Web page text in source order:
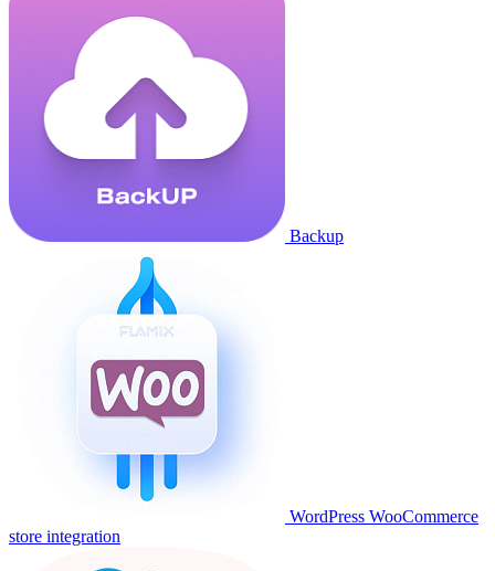
Backup
WordPress WooCommerce
store integration